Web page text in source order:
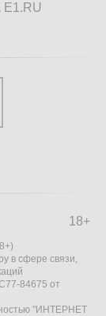
E1.RU
18+
в сфере связи,
84675 от
"ИНТЕРНЕТ